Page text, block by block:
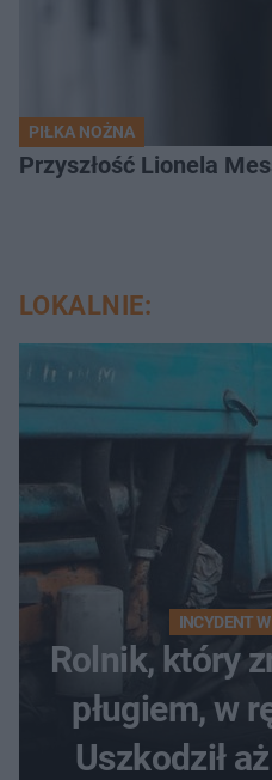
PIŁKA NOŻNA
Przyszłość Lionela
LOKALNIE:
INCYDENT
Rolnik, który
pługiem, w
Uszkodził